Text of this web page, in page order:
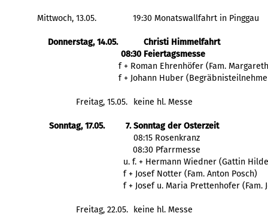
Mittwoch, 13.05. 19:30 Monatswallfahrt in Pinggau
Donnerstag, 14.05.
Christi Himmelfahrt
08:30 Feiertagsmesse
f + Roman Ehrenhöfer (Fam.
f + Johann Huber
Freitag, 15.05. keine hl. Messe
Sonntag, 17.05.
7. Sonntag der Osterzeit
   08:15 Rosenkranz
   08:30 Pfarrmesse
    f + Josef Notter (Fam. Anton Posch)
f + Josef u. Maria Prettenhofer
Freitag, 22.05.
keine hl. Messe